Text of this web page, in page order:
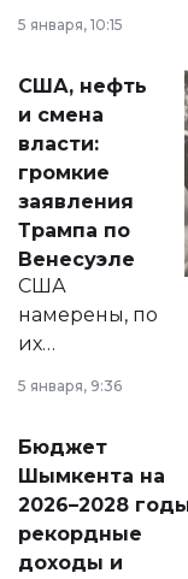
сразу несколько
актуальных тем
от слухов о
политических
реформах до
вопросов армии,
экономики и
личного
5 января, 10:15
США, нефть
и смена
власти:
громкие
заявления
Трампа по
Венесуэле
США
намерены, по
их
принести
народу
Венесуэлы.
5 января, 9:36
Бюджет
Шымкента на
2026–2028
рекордные
доходы и